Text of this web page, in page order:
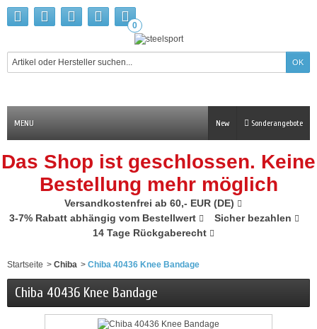
0
MENU Sonderangebote
New
Das Shop ist geschlossen. Keine
Bestellung mehr möglich
Versandkostenfrei ab 60,- EUR (DE)
3-7% Rabatt abhängig vom Bestellwert
Sicher bezahlen
14 Tage Rückgaberecht
Startseite > Chiba > Chiba 40436 Knee Bandage
Chiba 40436 Knee Bandage